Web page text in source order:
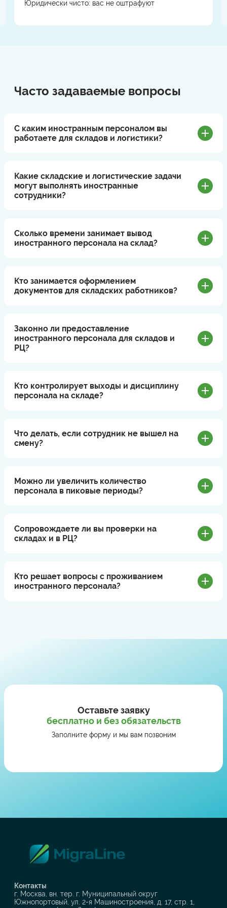
Юридически чисто: вас не оштрафуют
Часто задаваемые вопросы
С каким иностранным персоналом вы
работаете для складов и логистики?
Какие складские и логистические задачи
могут выполнять иностранные
сотрудники?
Сколько времени занимает вывод
иностранного персонала на склад?
Кто занимается оформлением
документов для складских работников?
Законно ли предоставление
иностранного персонала для складов и
РЦ?
Кто контролирует выходы и дисциплину
персонала на складе?
Что делать, если сотрудник не вышел на
смену?
Можно ли увеличить количество
персонала в пиковые периоды?
Сопровождаете ли вы проверки на
складах и в РЦ?
Кто решает вопросы с проживанием
иностранного персонала?
Оставьте заявку
бесплатно и без обязательств
Заполните форму и мы вам позвоним
Контакты
г. Москва, вн. тер. г. Муниципальный округ
Южнопортовый, ул. 2-я Машиностроения, д. 17, стр. 1,